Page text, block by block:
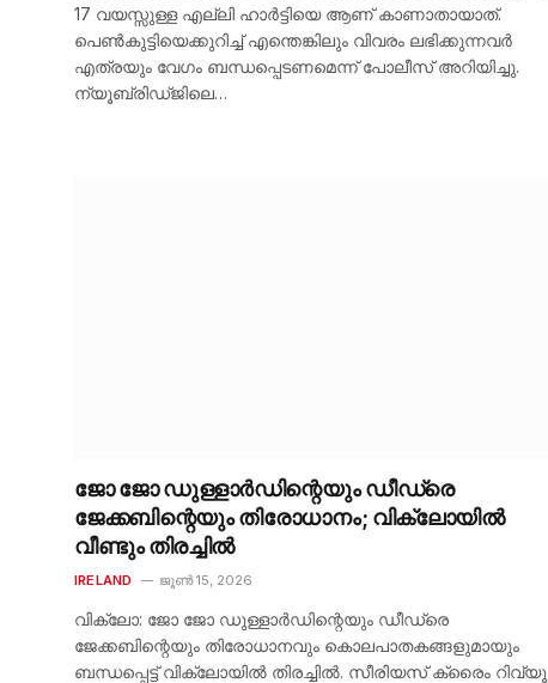
17 വയസ്സുള്ള എല്ലി ഹാർട്ടിയെ ആണ് കാണാതായാത്.
പെൺകുട്ടിയെക്കുറിച്ച് എന്തെങ്കിലും വിവരം ലഭിക്കുന്നവർ
എത്രയും വേഗം ബന്ധപ്പെടണമെന്ന് പോലീസ് അറിയിച്ചു.
ന്യൂബ്രിഡ്ജിലെ…
ജോ ജോ ഡുള്ളാർഡിന്റെയും ഡീഡ്രെ
ജേക്കബിന്റെയും തിരോധാനം; വിക്ലോയിൽ
വീണ്ടും തിരച്ചിൽ
IRELAND ജൂൺ 15, 2026
വിക്ലോ: ജോ ജോ ഡുള്ളാർഡിന്റെയും ഡീഡ്രെ
ജേക്കബിന്റെയും തിരോധാനവും കൊലപാതകങ്ങളുമായും
ബന്ധപ്പെട്ട് വിക്ലോയിൽ തിരച്ചിൽ. സീരിയസ് ക്രൈം റിവ്യൂ